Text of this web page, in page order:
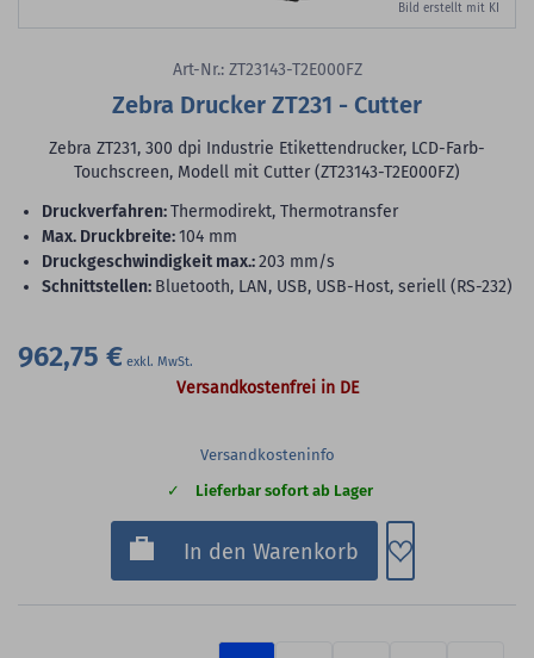
Bild erstellt mit KI
Art-Nr.: ZT23143-T2E000FZ
Zebra Drucker ZT231 - Cutter
Zebra ZT231, 300 dpi Industrie Etikettendrucker, LCD-Farb-
Touchscreen, Modell mit Cutter (ZT23143-T2E000FZ)
Druckverfahren:Thermodirekt, Thermotransfer
max. Druckbreite:104 mm
Druckgeschwindigkeit max.:203 mm/s
Schnittstellen: Bluetooth, LAN, USB, USB-Host, seriell (RS-232)
962,75 €
Versandkostenfrei in DE
Versandkosteninfo
Lieferbar sofort ab Lager
In den Warenkorb Zum